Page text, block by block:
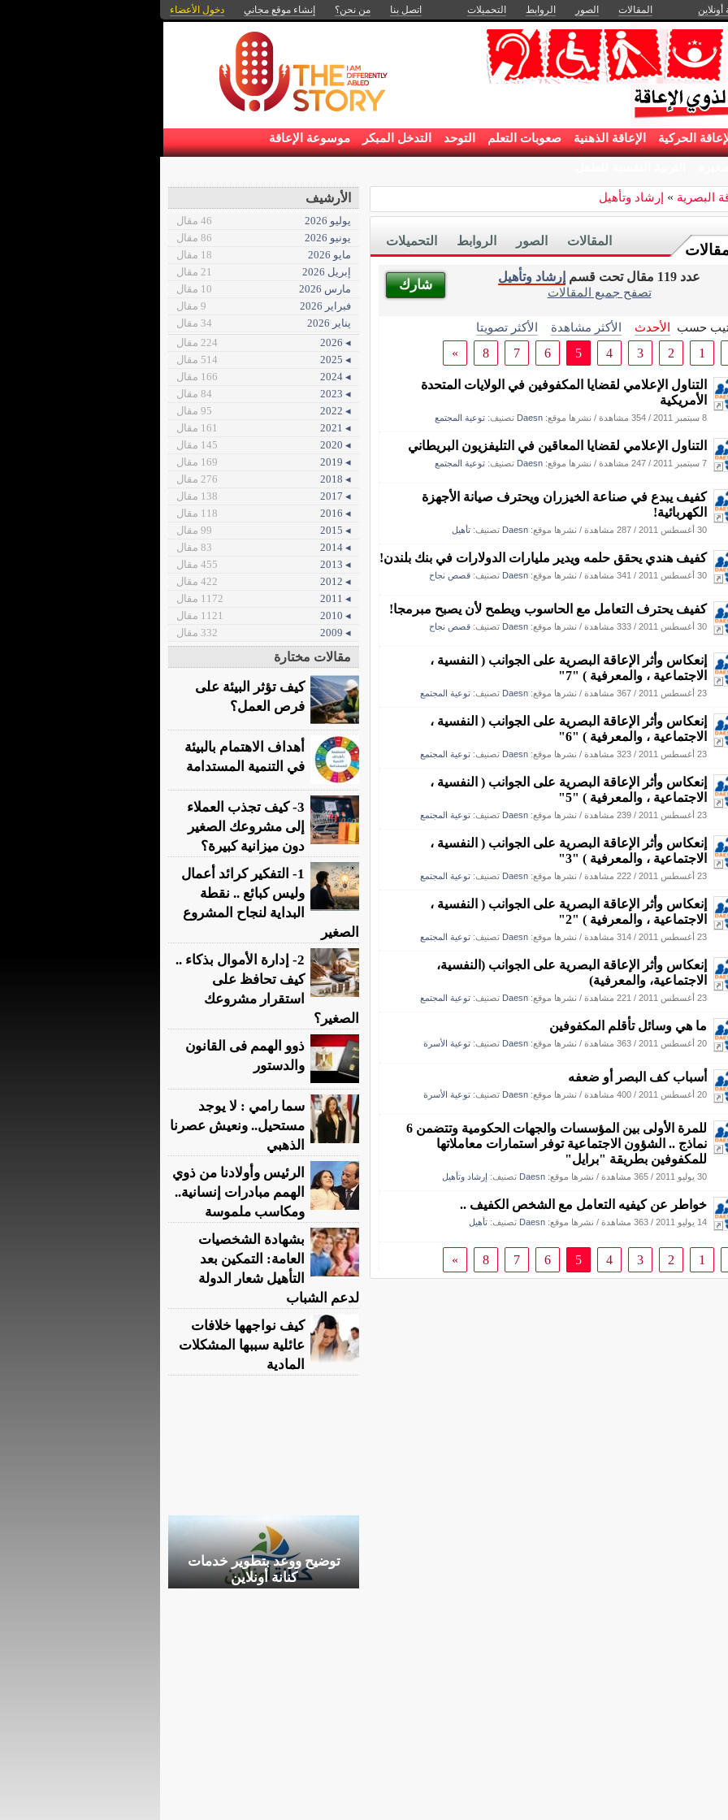
أونلاين المقالات الصور الروابط التحميلات اتصل بنا من نحن؟ إنشاء موقع مجاني دخول الأعضاء
الحركية الإعاقة الذهنية صعوبات التعلم التوحد التدخل المبكر موسوعة الإعاقة
البصرية » إرشاد وتأهيل
التحميلات الروابط الصور المقالات
شارك
عدد 119 مقال تحت قسم
إرشاد وتأهيل
تصفح جميع المقالات
حسب الأحدث الأكثر مشاهدة
الأكثر تصويتا
1
2
3
4
5
6
7
8
»
التناول الإعلامي لقضايا المكفوفين في الولايات المتحدة
الأمريكية
8 سبتمبر 2011 / 354 مشاهدة / نشرها موقع: Daesn تصنيف: توعية المجتمع
التناول الإعلامي لقضايا المعاقين في التليفزيون البريطاني
7 سبتمبر 2011 / 247 مشاهدة / نشرها موقع: Daesn تصنيف: توعية المجتمع
كفيف يبدع في صناعة الخيزران ويحترف صيانة الأجهزة
الكهربائية!
30 أغسطس 2011 / 287 مشاهدة / نشرها موقع: Daesn تصنيف: تأهيل
كفيف هندي يحقق حلمه ويدير مليارات الدولارات في بنك بلندن!
30 أغسطس 2011 / 341 مشاهدة / نشرها موقع: Daesn تصنيف: قصص نجاح
كفيف يحترف التعامل مع الحاسوب ويطمح لأن يصبح مبرمجا!
30 أغسطس 2011 / 333 مشاهدة / نشرها موقع: Daesn تصنيف: قصص نجاح
إنعكاس وأثر الإعاقة البصرية على الجوانب ( النفسية ،
الاجتماعية ، والمعرفية ) "7"
23 أغسطس 2011 / 367 مشاهدة / نشرها موقع: Daesn تصنيف: توعية المجتمع
إنعكاس وأثر الإعاقة البصرية على الجوانب ( النفسية ،
الاجتماعية ، والمعرفية ) "6"
23 أغسطس 2011 / 323 مشاهدة / نشرها موقع: Daesn تصنيف: توعية المجتمع
إنعكاس وأثر الإعاقة البصرية على الجوانب ( النفسية ،
الاجتماعية ، والمعرفية ) "5"
23 أغسطس 2011 / 239 مشاهدة / نشرها موقع: Daesn تصنيف: توعية المجتمع
إنعكاس وأثر الإعاقة البصرية على الجوانب ( النفسية ،
الاجتماعية ، والمعرفية ) "3"
23 أغسطس 2011 / 222 مشاهدة / نشرها موقع: Daesn تصنيف: توعية المجتمع
إنعكاس وأثر الإعاقة البصرية على الجوانب ( النفسية ،
الاجتماعية ، والمعرفية ) "2"
23 أغسطس 2011 / 314 مشاهدة / نشرها موقع: Daesn تصنيف: توعية المجتمع
إنعكاس وأثر الإعاقة البصرية على الجوانب (النفسية،
الاجتماعية، والمعرفية)
23 أغسطس 2011 / 221 مشاهدة / نشرها موقع: Daesn تصنيف: توعية المجتمع
ما هي وسائل تأقلم المكفوفين
20 أغسطس 2011 / 363 مشاهدة / نشرها موقع: Daesn تصنيف: توعية الأسرة
أسباب كف البصر أو ضعفه
20 أغسطس 2011 / 400 مشاهدة / نشرها موقع: Daesn تصنيف: توعية الأسرة
للمرة الأولى بين المؤسسات والجهات الحكومية وتتضمن 6
نماذج .. الشؤون الاجتماعية توفر استمارات معاملاتها
للمكفوفين بطريقة "برايل"
30 يوليو 2011 / 365 مشاهدة / نشرها موقع: Daesn تصنيف: إرشاد وتأهيل
خواطر عن كيفيه التعامل مع الشخص الكفيف ..
14 يوليو 2011 / 363 مشاهدة / نشرها موقع: Daesn تصنيف: تأهيل
1
2
3
4
5
6
7
8
»
الأرشيف
يوليو 2026
46 مقال
يونيو 2026
86 مقال
مايو 2026
18 مقال
إبريل 2026
21 مقال
مارس 2026
10 مقال
فبراير 2026
9 مقال
يناير 2026
34 مقال
◂ 2026
224 مقال
◂ 2025
514 مقال
◂ 2024
166 مقال
◂ 2023
84 مقال
◂ 2022
95 مقال
◂ 2021
161 مقال
◂ 2020
145 مقال
◂ 2019
169 مقال
◂ 2018
276 مقال
◂ 2017
138 مقال
◂ 2016
118 مقال
◂ 2015
99 مقال
◂ 2014
83 مقال
◂ 2013
455 مقال
◂ 2012
422 مقال
◂ 2011
1172 مقال
◂ 2010
1121 مقال
◂ 2009
332 مقال
مقالات مختارة
كيف تؤثر البيئة على
فرص العمل؟
أهداف الاهتمام بالبيئة
في التنمية المستدامة
3- كيف تجذب العملاء
إلى مشروعك الصغير
دون ميزانية كبيرة؟
1- التفكير كرائد أعمال
وليس كبائع .. نقطة
البداية لنجاح المشروع
الصغير
2- إدارة الأموال بذكاء ..
كيف تحافظ على
استقرار مشروعك
الصغير؟
ذوو الهمم فى القانون
والدستور
سما رامي : لا يوجد
مستحيل.. ونعيش عصرنا
الذهبي
الرئيس وأولادنا من ذوي
الهمم مبادرات إنسانية..
ومكاسب ملموسة
بشهادة الشخصيات
العامة: التمكين بعد
التأهيل شعار الدولة
لدعم الشباب
كيف نواجهها خلافات
عائلية سببها المشكلات
المادية
توضيح ووعد بتطوير خدمات
كنانة أونلاين